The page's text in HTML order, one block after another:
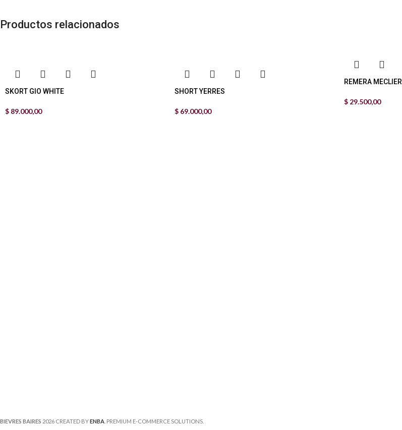
Productos relacionados
SKORT GIO WHITE
$ 89.000,00
SHORT YERRES
$ 69.000,00
REMERA MECLIER
$ 29.500,00
BIEVRES BAIRES 2026 CREATED BYENBA . PREMIUM E-COMMERCE SOLUTIONS.